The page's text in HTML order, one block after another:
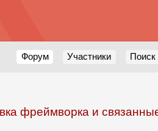
Форум Участники Поиск
фреймворка и